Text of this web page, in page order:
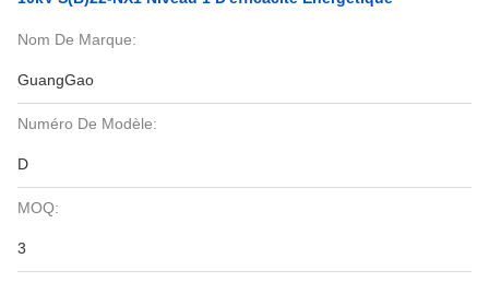
Nom De Marque:
GuangGao
Numéro De Modèle:
D
MOQ:
3